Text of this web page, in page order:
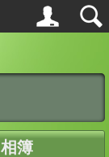
相簿